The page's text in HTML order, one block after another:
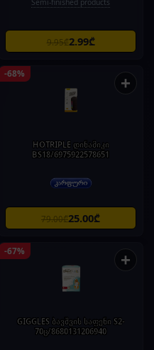
Semi-finished products
9.95₾2.99₾
-68% +
HOTRIPLE დინამიკი
BS18/6975922578651
79.00₾25.00₾
-67% +
GIGGLES ბავშვის საფენი S2-
70ც/8680131206940